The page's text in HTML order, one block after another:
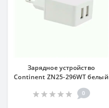
Зарядное устройство
Continent ZN25-296WT белый
0